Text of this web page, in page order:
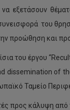
εξετάσουν
του
προώθηση και
του έργου
dissemination of
Ταμείο
προς κάλυψη